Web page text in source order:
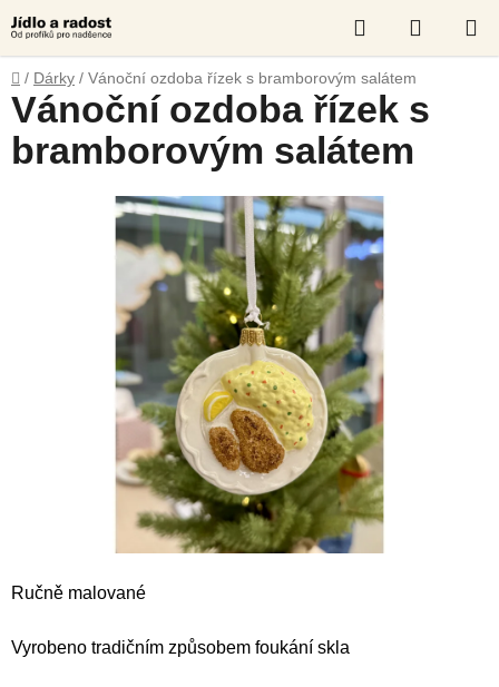
na
obsah
Hledat
KOŠÍK
Domů
/ Dárky / Vánoční ozdoba řízek s bramborovým salátem
Ručně malované
Vyrobeno tradičním způsobem foukání skla
Vánoční ozdoba řízek s
bramborovým salátem